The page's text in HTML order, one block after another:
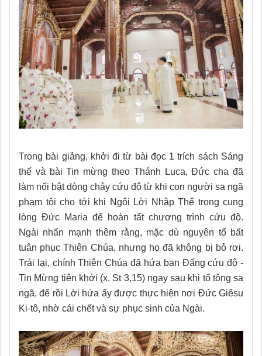
Trong bài giảng, khởi đi từ bài đọc 1 trích sách Sáng
thế và bài Tin mừng theo Thánh Luca, Đức cha đã
làm nổi bật dòng chảy cứu độ từ khi con người sa ngã
phạm tội cho tới khi Ngôi Lời Nhập Thể trong cung
lòng Đức Maria để hoàn tất chương trình cứu độ.
Ngài nhấn mạnh thêm rằng, mặc dù nguyên tổ bất
tuân phục Thiên Chúa, nhưng họ đã không bị bỏ rơi.
Trái lại, chính Thiên Chúa đã hứa ban Đấng cứu độ -
Tin Mừng tiên khởi (x. St 3,15) ngay sau khi tổ tông sa
ngã, để rồi Lời hứa ấy được thực hiện nơi Đức Giêsu
Ki-tô, nhờ cái chết và sự phục sinh của Ngài.